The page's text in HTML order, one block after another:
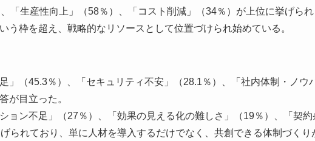
「生産性向上」（58％）、「コスト削減」（34％）が上位に挙げられ
う枠を超え、戦略的なリソースとして位置づけられ始めている。
」（45.3％）、「セキュリティ不安」（28.1％）、「社内体制・ノウ
が目立った。
ョン不足」（27％）、「効果の見える化の難しさ」（19％）、「契約
られており、単に人材を導入するだけでなく、共創できる体制づくり